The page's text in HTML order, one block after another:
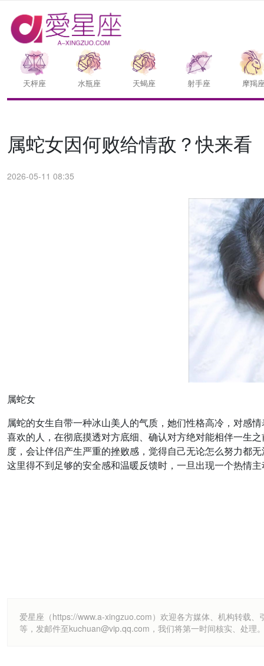
天枰座 水瓶座 天蝎座 射手座 摩羯
属蛇女因何败给情敌？快来看
2026-05-11 08:35
属蛇女
属蛇的女生自带一种冰山美人的气质，她们性格高冷，对感
喜欢的人，在彻底摸透对方底细、确认对方绝对能相伴一生
度，会让伴侣产生严重的挫败感，觉得自己无论怎么努力都
这里得不到足够的安全感和温暖反馈时，一旦出现一个热情
爱星座（https://www.a-xingzuo.com）欢迎各方媒体、机构转载
等，发邮件至kuchuan@vip.qq.com，我们将第一时间核实、处理